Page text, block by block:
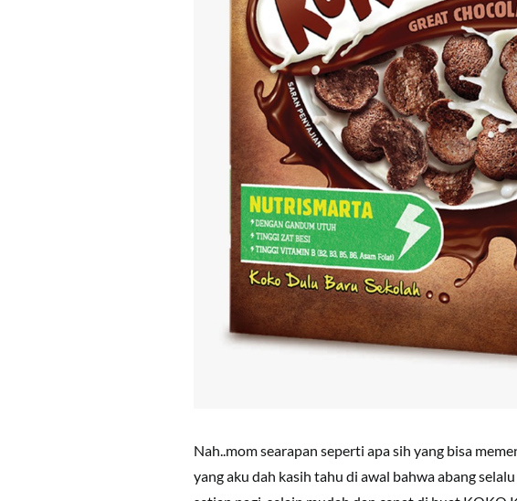
Nah..mom searapan seperti apa sih yang bisa
yang aku dah kasih tahu di awal bahwa abang